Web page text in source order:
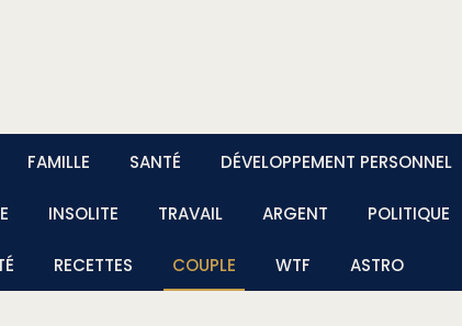
FAMILLE SANTÉ DÉVELOPPEMENT PERSONNEL
INSOLITE TRAVAIL ARGENT POLITIQUE
RECETTES COUPLE WTF ASTRO